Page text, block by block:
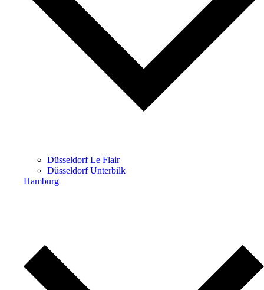
Düsseldorf Le Flair
Düsseldorf Unterbilk
Hamburg